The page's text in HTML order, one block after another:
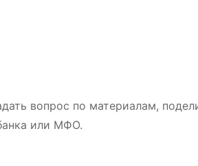
вопрос по материалам,
или МФО.